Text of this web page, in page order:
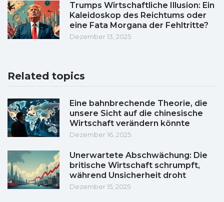
Trumps Wirtschaftliche Illusion: Ein
Kaleidoskop des Reichtums oder
eine Fata Morgana der Fehltritte?
Dezember 13, 2025
Related topics
Eine bahnbrechende Theorie, die
unsere Sicht auf die chinesische
Wirtschaft verändern könnte
Dezember 16, 2025
Unerwartete Abschwächung: Die
britische Wirtschaft schrumpft,
während Unsicherheit droht
Dezember 15, 2025